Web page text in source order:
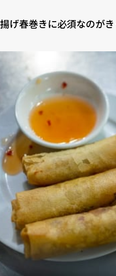
揚げ春巻きに必須なのが